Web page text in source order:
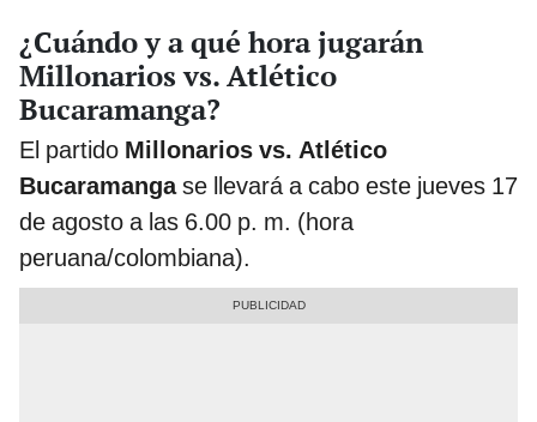
¿Cuándo y a qué hora jugarán
Millonarios vs. Atlético
Bucaramanga?
El partido Millonarios vs. Atlético
Bucaramangase llevará a cabo este jueves 17
de agosto a las 6.00 p. m. (hora
peruana/colombiana).